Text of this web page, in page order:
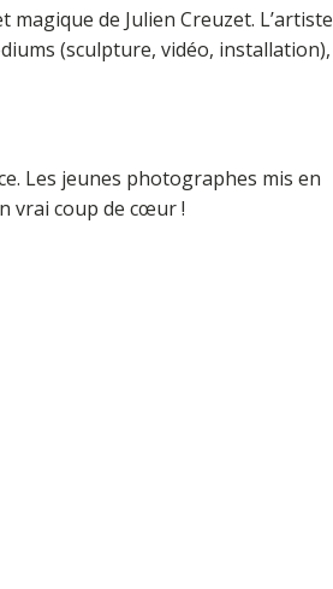
de Julien Creuzet. L’artiste
(sculpture, vidéo, installation),
Les jeunes photographes mis en
vrai coup de cœur !